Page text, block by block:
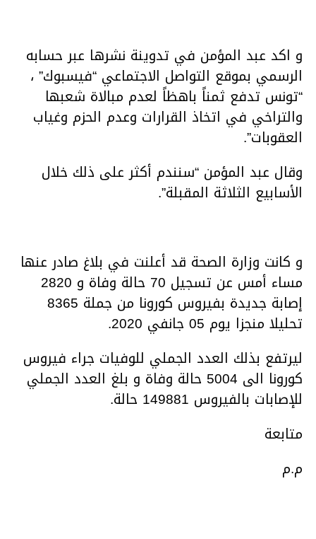
و اكد عبد المؤمن في تدوينة نشرها عبر حسابه
الرسمي بموقع التواصل الاجتماعي “فيسبوك” ،
“تونس تدفع ثمناً باهظاً لعدم مبالاة شعبها
والتراخي في اتخاذ القرارات وعدم الحزم وغياب
العقوبات”.
وقال عبد المؤمن “سنندم أكثر على ذلك خلال
الأسابيع الثلاثة المقبلة”.
و كانت وزارة الصحة قد أعلنت في بلاغ صادر عنها
مساء أمس عن تسجيل 70 حالة وفاة و 2820
إصابة جديدة بفيروس كورونا من جملة 8365
تحليلا منجزا يوم 05 جانفي 2020.
ليرتفع بذلك العدد الجملي للوفيات جراء فيروس
كورونا الى 5004 حالة وفاة و بلغ العدد الجملي
للإصابات بالفيروس 149881 حالة.
متابعة
م.م